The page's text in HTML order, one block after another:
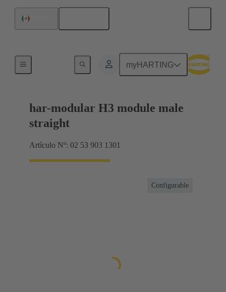
myHARTING
har-modular H3 module male
straight
Artículo Nº: 02 53 903 1301
Configurable